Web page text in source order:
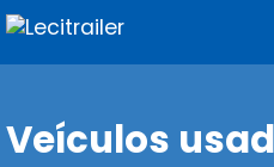
Veículos